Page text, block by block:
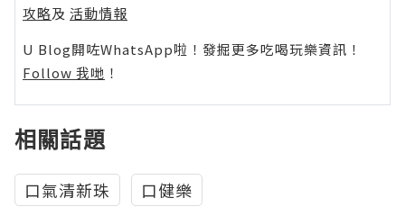
攻略及 活動情報
U Blog開咗WhatsApp啦！發掘更多吃喝玩樂資訊！
Follow 我哋 ！
相關話題
口氣清新珠 口健樂